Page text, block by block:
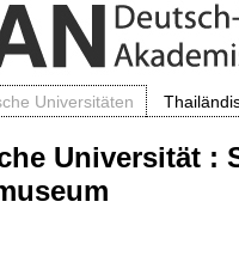
Universitäten
Universität :